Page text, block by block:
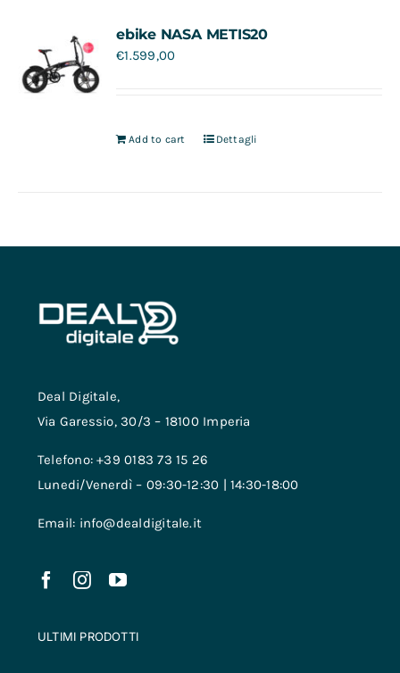
ebike NASA METIS20
€1.599,00
Add to cart Dettagli
Deal Digitale,
Via Garessio, 30/3 – 18100 Imperia
Telefono: +39 0183 73 15 26
Lunedi/Venerdì – 09:30-12:30 | 14:30-18:00
Email: info@dealdigitale.it
ULTIMI PRODOTTI